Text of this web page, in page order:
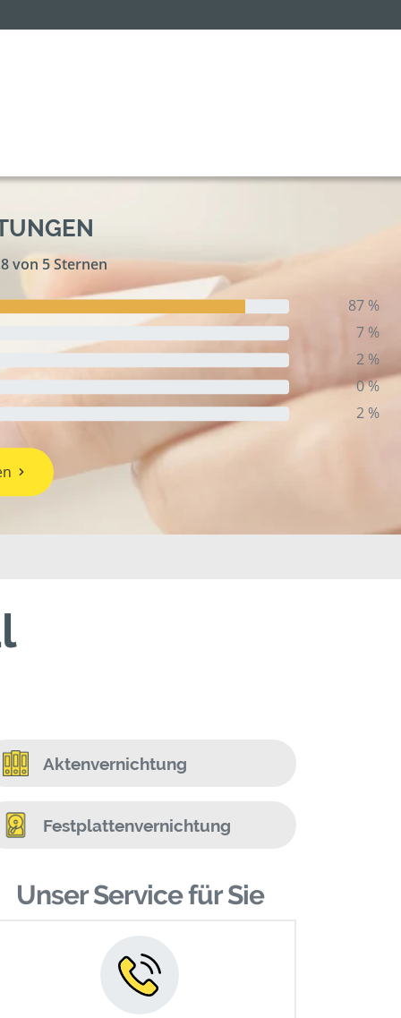
von 5 Sternen
87 %
7 %
2 %
0 %
2 %
Aktenvernichtung
Festplattenvernichtung
Unser Service für Sie